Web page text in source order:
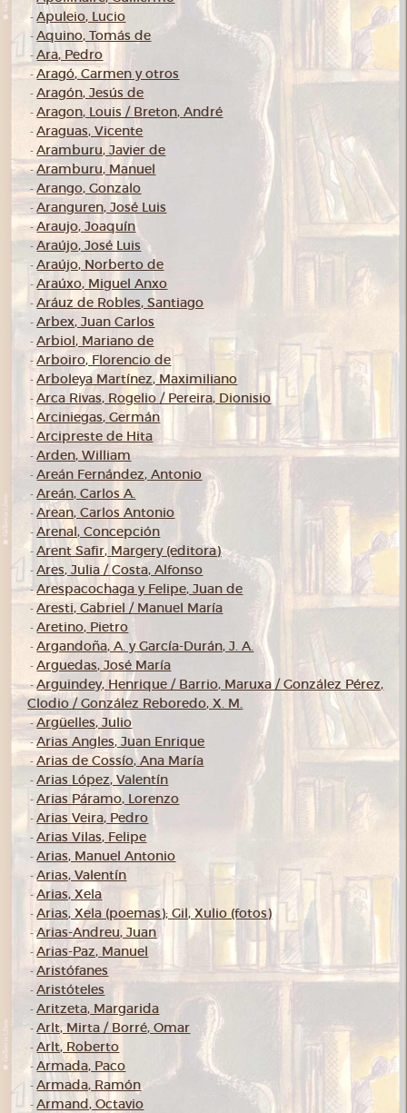
-Apuleio, Lucio
-Aquino, Tomás de
-Ara, Pedro
-Aragó, Carmen y otros
-Aragón, Jesús de
-Aragon, Louis / Breton, André
-Araguas, Vicente
-Aramburu, Javier de
-Aramburu, Manuel
-Arango, Gonzalo
-Aranguren, José Luis
-Araujo, Joaquín
-Araújo, José Luis
-Araújo, Norberto de
-Araúxo, Miguel Anxo
-Aráuz de Robles, Santiago
-Arbex, Juan Carlos
-Arbiol, Mariano de
-Arboiro, Florencio de
-Arboleya Martínez, Maximiliano
-Arca Rivas, Rogelio / Pereira, Dionisio
-Arciniegas, Germán
-Arcipreste de Hita
-Arden, William
-Areán Fernández, Antonio
-Areán, Carlos A.
-Arean, Carlos Antonio
-Arenal, Concepción
-Arent Safir, Margery (editora)
-Ares, Julia / Costa, Alfonso
-Arespacochaga y Felipe, Juan de
-Aresti, Gabriel / Manuel María
-Aretino, Pietro
-Argandoña, A. y García-Durán, J. A.
-Arguedas, José María
-Arguindey, Henrique / Barrio, Maruxa / González Pérez,
Clodio / González Reboredo, X. M.
-Argüelles, Julio
-Arias Angles, Juan Enrique
-Arias de Cossío, Ana María
-Arias López, Valentín
-Arias Páramo, Lorenzo
-Arias Veira, Pedro
-Arias Vilas, Felipe
-Arias, Manuel Antonio
-Arias, Valentín
-Arias, Xela
-Arias, Xela (poemas); Gil, Xulio (fotos)
-Arias-Andreu, Juan
-Arias-Paz, Manuel
-Aristófanes
-Aristóteles
-Aritzeta, Margarida
-Arlt, Mirta / Borré, Omar
-Arlt, Roberto
-Armada, Paco
-Armada, Ramón
-Armand, Octavio